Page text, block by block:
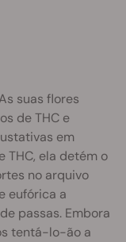
suas flores
de THC e
em
THC, ela detém o
no arquivo
eufórica a
passas. Embora
tentá-lo-ão a